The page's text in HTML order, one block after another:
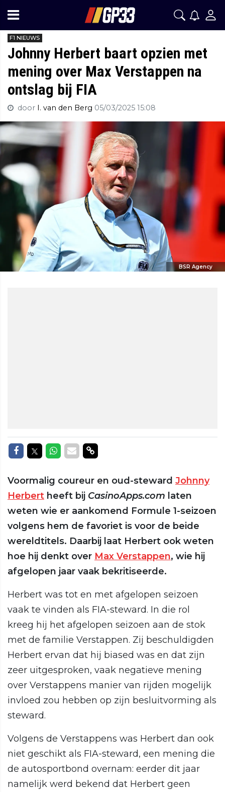
F1 NIEUWS
Johnny Herbert baart opzien met
mening over Max Verstappen na
ontslag bij FIA
door I. van den Berg 05/03/2025 15:08
BSR Agency
Delen op Facebook
Delen op Twitter
Delen op Whatsapp
Delen via Mail
Delen via link
Voormalig coureur en oud-steward Johnny
Herbert heeft bij CasinoApps.com laten
weten wie er aankomend Formule 1-seizoen
volgens hem de favoriet is voor de beide
wereldtitels. Daarbij laat Herbert ook weten
hoe hij denkt over Max Verstappen, wie hij
afgelopen jaar vaak bekritiseerde.
Herbert was tot en met afgelopen seizoen
vaak te vinden als FIA-steward. In die rol
kreeg hij het afgelopen seizoen aan de stok
met de familie Verstappen. Zij beschuldigden
Herbert ervan dat hij biased was en dat zijn
zeer uitgesproken, vaak negatieve mening
over Verstappens manier van rijden mogelijk
invloed zou hebben op zijn besluitvorming als
steward.
Volgens de Verstappens was Herbert dan ook
niet geschikt als FIA-steward, een mening die
de autosportbond overnam: eerder dit jaar
namelijk werd bekend dat Herbert geen